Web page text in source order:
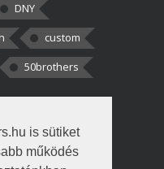
is sütiket
működés
DNY
custom
50brothers
Én csak két
hogy fél autót,